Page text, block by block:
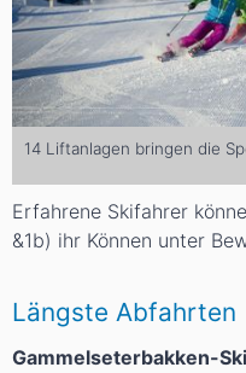
14 Liftanlagen bringen die
Erfahrene Skifahrer
&1b) ihr Können unter
Längste Abfahrten
Gammelseterbakken-